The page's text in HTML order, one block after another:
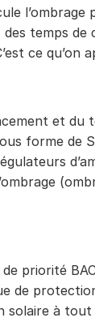
temps
ce qu’on
et du
forme de
priorité
de
à